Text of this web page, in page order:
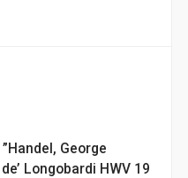
George
Longobardi HWV 19